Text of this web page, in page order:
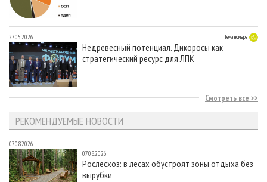
27.05.2026 Тема номера
Недревесный потенциал. Дикоросы как
стратегический ресурс для ЛПК
Смотреть все
РЕКОМЕНДУЕМЫЕ НОВОСТИ
07.08.2026
07.08.2026
Рослесхоз: в лесах обустроят зоны отдыха без
вырубки